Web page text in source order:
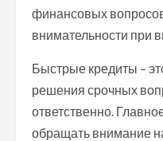
финансовых
внимательности при
Быстрые кредиты –
решения срочных
ответственно.
обращать внимание